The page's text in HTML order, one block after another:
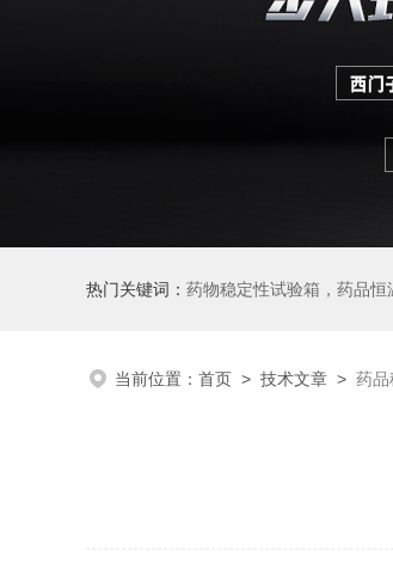
热门关键词： 药物稳定性试验箱，药品
当前位置： 首页 > 技术文章 > 药品